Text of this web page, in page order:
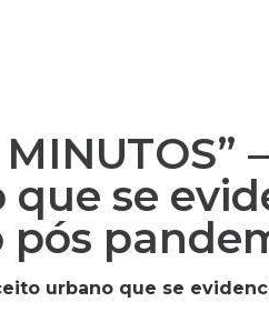
se
pós
urbano que se